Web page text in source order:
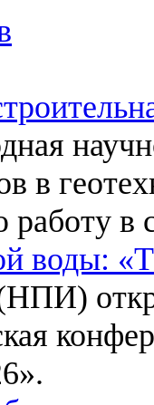
в
в
воды: